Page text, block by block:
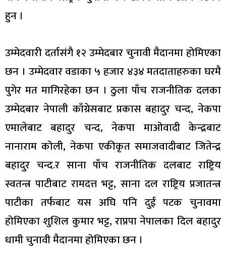
हुन ।
उम्मेदवारी दर्तासंगै १२ उम्मेदबार चुनावी मैदानमा होमिएका
छन । उम्मेदवार वडाका ५ हजार ४३४ मतदाताहरुका घरमै
पुगेर मत मागिरहेका छन । ठुला पाँच राजनीतिक दलका
उम्मेदबार नेपाली काँग्रेसबाट प्रकास बहादुर चन्द, नेकपा
एमालेबाट बहादुर चन्द, नेकपा माओवादी केन्द्रबाट
नानाराम कोली, नेकपा एकीकृत समाजवादीबाट जितेन्द्र
बहादुर चन्द.र साना पाँच राजनीतिक दलबाट राष्ट्रिय
स्वतन्त्र पाटीबाट रामदत्त भट्ट, साना दल राष्ट्रिय प्रजातन्त्र
पाटीका तर्फबाट यस अघि पनि दुई पटक चुनावमा
होमिएका शुशिल कुमार भट्ट, राप्रपा नेपालका दिल बहादुर
धामी चुनावी मैदानमा होमिएका छन ।